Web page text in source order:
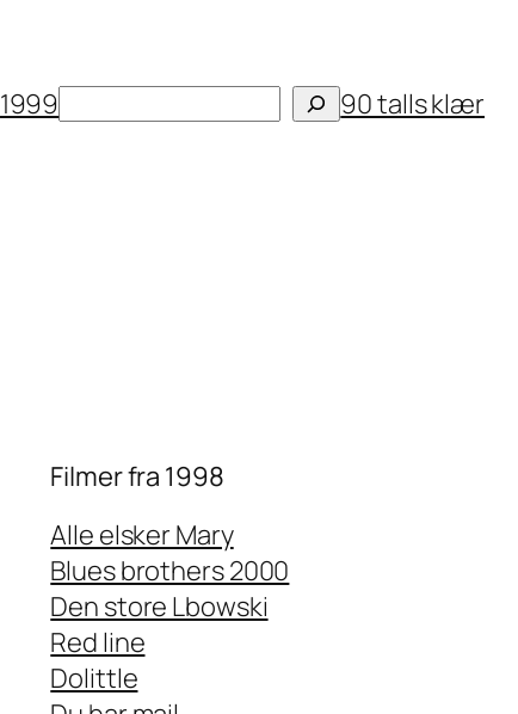
1999 90 talls klær
Filmer fra 1998
Alle elsker Mary
Blues brothers 2000
Den store Lbowski
Red line
Dolittle